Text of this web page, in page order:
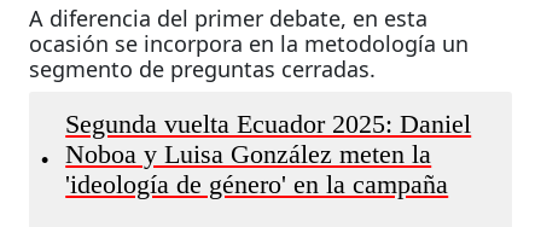
A diferencia del primer debate, en esta
ocasión se incorpora en la metodología un
segmento de preguntas cerradas.
•
Segunda vuelta Ecuador 2025: Daniel
Noboa y Luisa González meten la
'ideología de género' en la campaña